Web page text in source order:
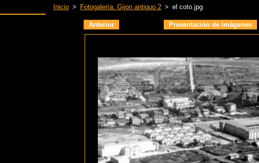
Inicio > Fotogalería: Gijon antiguo 2 > el coto.jpg
Anterior Presentación de imágenes